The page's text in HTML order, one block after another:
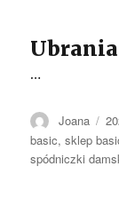
…
Autor
Joana
basic,sklep
spódniczki